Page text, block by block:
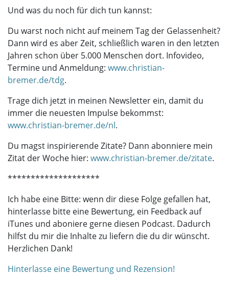
Und was du noch für dich tun kannst:
Du warst noch nicht auf meinem Tag der Gelassenheit?
Dann wird es aber Zeit, schließlich waren in den letzten
Jahren schon über 5.000 Menschen dort. Infovideo,
Termine und Anmeldung: www.christian-
bremer.de/tdg.
Trage dich jetzt in meinen Newsletter ein, damit du
immer die neuesten Impulse bekommst:
www.christian-bremer.de/nl.
Du magst inspirierende Zitate? Dann abonniere mein
Zitat der Woche hier: www.christian-bremer.de/zitate.
********************
Ich habe eine Bitte: wenn dir diese Folge gefallen hat,
hinterlasse bitte eine Bewertung, ein Feedback auf
iTunes und aboniere gerne diesen Podcast. Dadurch
hilfst du mir die Inhalte zu liefern die du dir wünscht.
Herzlichen Dank!
Hinterlasse eine Bewertung und Rezension!